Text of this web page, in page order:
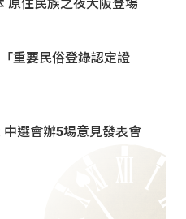
原住民族之夜大阪登場
重要民俗登錄認定證
選會辦5場意見發表會